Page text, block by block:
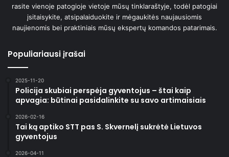
rasite vienoje patogioje vietoje mūsų tinklaraštyje, todėl patogiai
įsitaisykite, atsipalaiduokite ir mėgaukitės naujausiomis
naujienomis bei praktiniais mūsų ekspertų komandos patarimais.
Populiariausi įrašai
2025-11-20
Policija skubiai perspėja gyventojus – štai kaip
apvagia: būtinai pasidalinkite su savo artimaisiais
2026-02-16
Tai ką aptiko STT pas S. Skvernelį sukrėtė Lietuvos
gyventojus
2026-04-11